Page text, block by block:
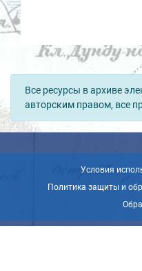
Все ресурсы в архиве
авторским правом, все
Условия
Политика защиты и